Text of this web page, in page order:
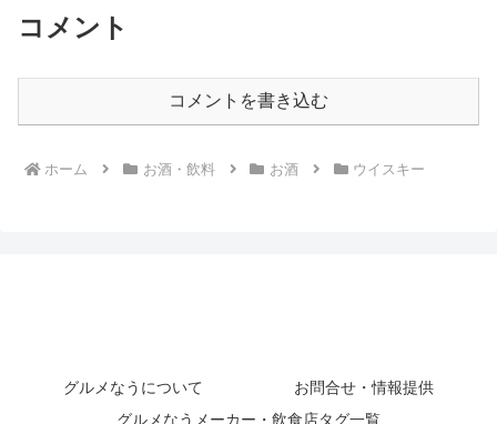
コメント
コメントを書き込む
ホーム お酒・飲料 お酒 ウイスキー
グルメなうについて
お問合せ・情報提供
グルメなうメーカー・飲食店タグ一覧